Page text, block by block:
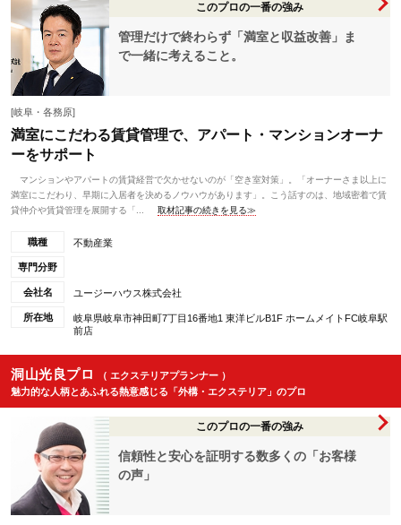
このプロの一番の強み
管理だけで終わらず「満室と収益改善」ま
で一緒に考えること。
[岐阜・各務原]
満室にこだわる賃貸管理で、アパート・マンションオーナ
ーをサポート
マンションやアパートの賃貸経営で欠かせないのが「空き室対策」。「オーナーさま以上に
満室にこだわり、早期に入居者を決めるノウハウがあります」。こう話すのは、地域密着で賃
貸仲介や賃貸管理を展開する「...
取材記事の続きを見る≫
職種 不動産業
専門分野
会社名 ユージーハウス株式会社
所在地
岐阜県岐阜市神田町7丁目16番地1 東洋ビルB1F ホームメイトFC岐阜駅
前店
洞山光良プロ
（ エクステリアプランナー ）
魅力的な人柄とあふれる熱意感じる「外構・エクステリア」のプロ
このプロの一番の強み
信頼性と安心を証明する数多くの「お客様
の声」